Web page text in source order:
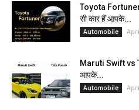
Toyota
सी कार हैं आपके...
Automobile
Maruti Swift vs
आपके...
Automobile